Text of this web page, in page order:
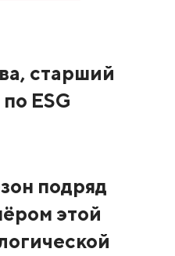
старший
ESG
подряд
этой